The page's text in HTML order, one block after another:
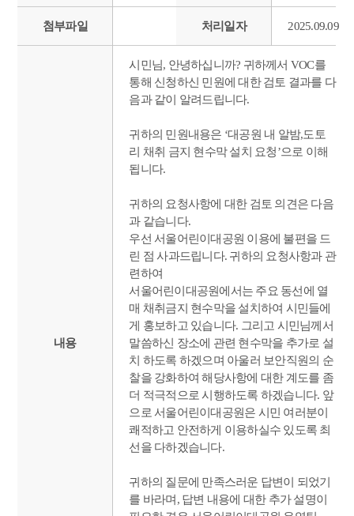
첨부파일 처리일자 2025.09.09
내용
시민님, 안녕하십니까? 귀하께서 VOC를
통해 신청하신 민원에 대한 검토 결과를 다
음과 같이 알려드립니다.
귀하의 민원내용은 ‘대공원 내 알밤,도토
리 채취 금지 현수막 설치 요청’으로 이해
됩니다.
귀하의 요청사항에 대한 검토 의견은 다음
과 같습니다.
우선 서울어린이대공원 이용에 불편을 드
린 점 사과드립니다. 귀하의 요청사항과 관
련하여
서울어린이대공원에서는 주요 동선에 열
매 채취금지 현수막을 설치하여 시민들에
게 홍보하고 있습니다. 그리고 시민님께서
말씀하신 장소에 관련 현수막을 추가로 설
치 하도록 하겠으며 아울러 보안직원의 순
찰을 강화하여 해당사항에 대한 계도를 좀
더 적극적으로 시행하도록 하겠습니다. 앞
으로 서울어린이대공원은 시민 여러분이
쾌적하고 안전하게 이용하실수 있도록 최
선을 다하겠습니다.
귀하의 질문에 만족스러운 답변이 되었기
를 바라며, 답변 내용에 대한 추가 설명이